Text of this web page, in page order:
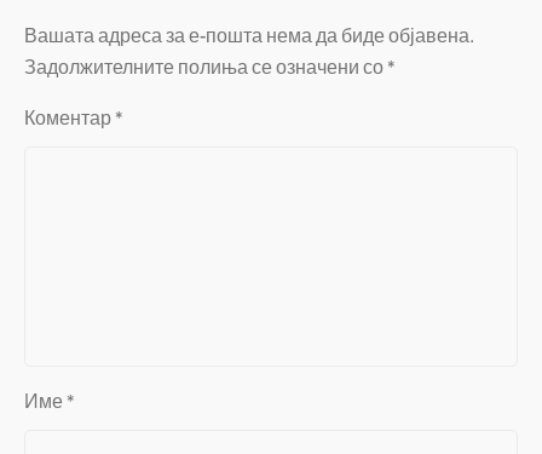
Вашата адреса за е-пошта нема да биде објавена.
Задолжителните полиња се означени со *
Коментар *
Име *